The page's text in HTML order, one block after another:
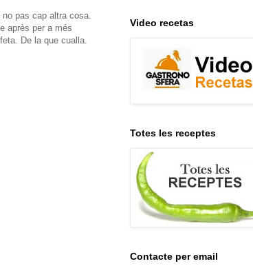
pas cap altra cosa.
après per a més
De la que cualla.
Video recetas
Totes les receptes
Contacte per email